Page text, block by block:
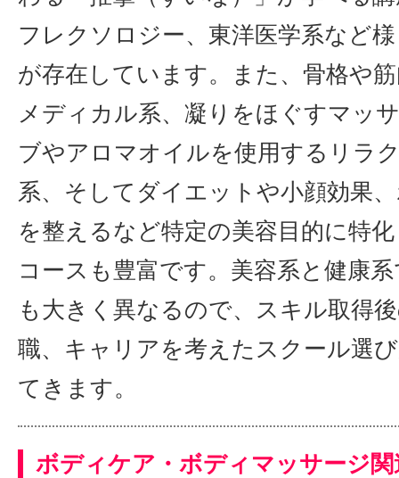
フレクソロジー、東洋医学系など
が存在しています。また、骨格や
メディカル系、凝りをほぐすマッ
ブやアロマオイルを使用するリラ
系、そしてダイエットや小顔効果
を整えるなど特定の美容目的に特
コースも豊富です。美容系と健康
も大きく異なるので、スキル取得
職、キャリアを考えたスクール選
てきます。
ボディケア・ボディマッサージ